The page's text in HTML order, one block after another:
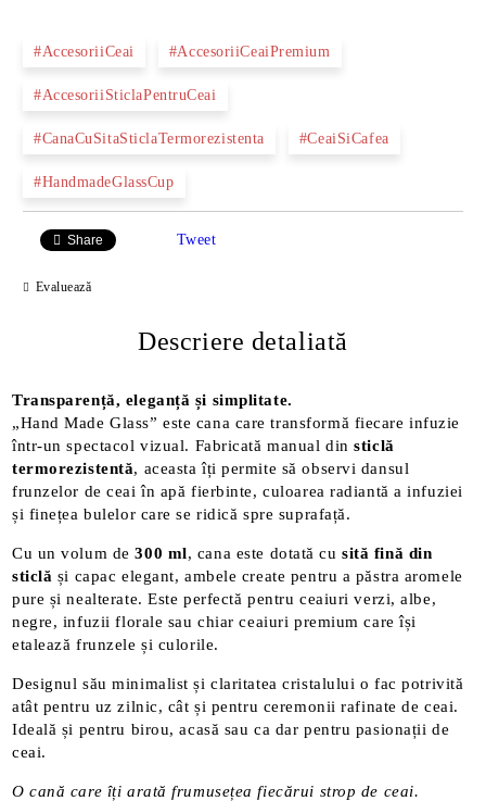
#AccesoriiCeai #AccesoriiCeaiPremium
#AccesoriiSticlaPentruCeai
#CanaCuSitaSticlaTermorezistenta #CeaiSiCafea
#HandmadeGlassCup
Share Tweet
Evaluează
Descriere detaliată
Transparență, eleganță și simplitate.
„Hand Made Glass” este cana care transformă fiecare infuzie
într-un spectacol vizual. Fabricată manual dinsticlă
termorezistentă, aceasta îți permite să observi dansul
frunzelor de ceai în apă fierbinte, culoarea radiantă a infuziei
și finețea bulelor care se ridică spre suprafață.
Cu un volum de300 ml, cana este dotată cusită fină din
sticlă și capac elegant, ambele create pentru a păstra aromele
pure și nealterate. Este perfectă pentru ceaiuri verzi, albe,
negre, infuzii florale sau chiar ceaiuri premium care își
etalează frunzele și culorile.
Designul său minimalist și claritatea cristalului o fac potrivită
atât pentru uz zilnic, cât și pentru ceremonii rafinate de ceai.
Ideală și pentru birou, acasă sau ca dar pentru pasionații de
ceai.
O cană care îți arată frumusețea fiecărui strop de ceai.